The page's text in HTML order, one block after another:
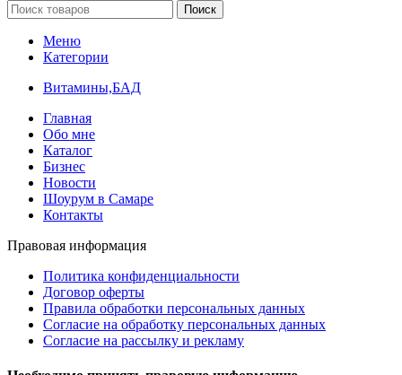
Поиск
Меню
Категории
Витамины,БАД
Главная
Обо мне
Каталог
Бизнес
Новости
Шоурум в Самаре
Контакты
Правовая информация
Политика конфиденциальности
Договор оферты
Правила обработки персональных данных
Согласие на обработку персональных данных
Согласие на рассылку и рекламу